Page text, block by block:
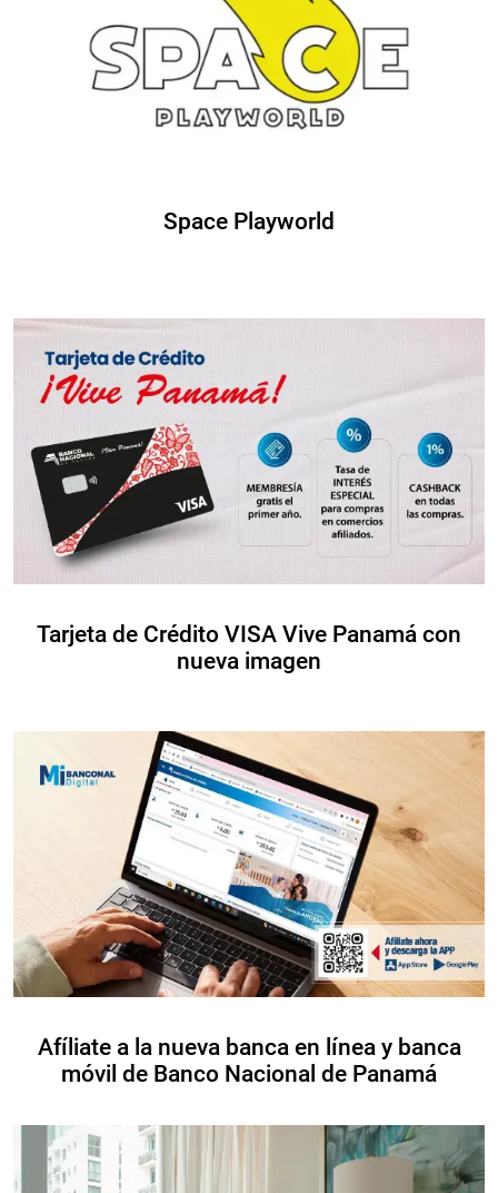
Space Playworld
Tarjeta de Crédito VISA Vive Panamá con
nueva imagen
Afíliate a la nueva banca en línea y banca
móvil de Banco Nacional de Panamá